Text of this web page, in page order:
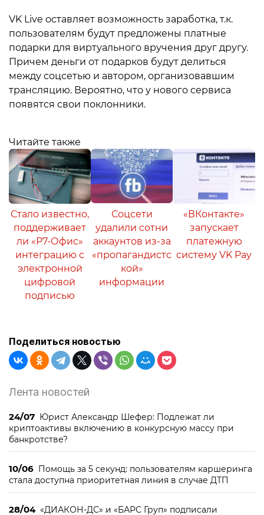
VK Live оставляет возможность заработка, т.к.
пользователям будут предложены платные
подарки для виртуального вручения друг другу.
Причем деньги от подарков будут делиться
между соцсетью и автором, организовавшим
трансляцию. Вероятно, что у нового сервиса
появятся свои поклонники.
Читайте также
Стало известно,
поддерживает
ли «Р7-Офис»
интеграцию с
электронной
цифровой
подписью
Соцсети
удалили сотни
аккаунтов из-за
«пропагандистс
кой»
информации
«ВКонтакте»
запускает
платежную
систему VK Pay
Поделиться новостью
Лента новостей
24/07 Юрист Александр Шефер: Подлежат ли
криптоактивы включению в конкурсную массу при
банкротстве?
10/06 Помощь за 5 секунд: пользователям каршеринга
стала доступна приоритетная линия в случае ДТП
28/04 «ДИАКОН-ДС» и «БАРС Груп» подписали